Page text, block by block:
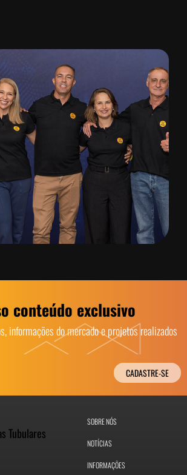
conteúdo exclusivo
informações do mercado e projetos realizados
CADASTRE-SE
SOBRE NÓS
NOTÍCIAS
INFORMAÇÕES